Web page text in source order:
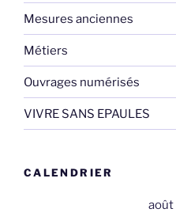
Mesures anciennes
Métiers
Ouvrages numérisés
VIVRE SANS EPAULES
CALENDRIER
août